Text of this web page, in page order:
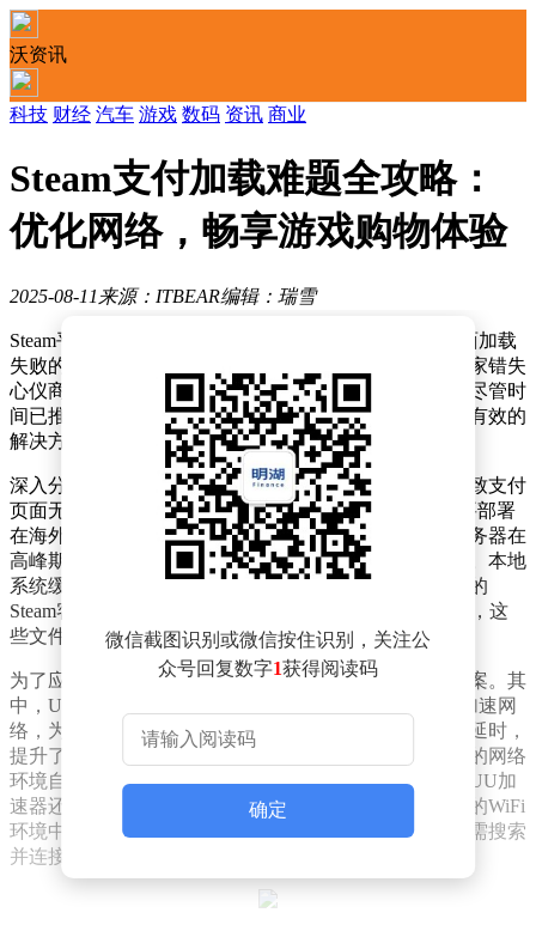
沃资讯
科技 财经 汽车 游戏 数码 资讯 商业
Steam支付加载难题全攻略：
优化网络，畅享游戏购物体验
2025-08-11 来源：ITBEAR编辑：瑞雪
Steam平台上的游戏内物品和DLC购买过程中，支付页面加载
失败的问题长期以来一直困扰着众多玩家。这不仅让玩家错失
心仪商品的限时优惠，还大大降低了他们的购物体验。尽管时
间已推进至2025年，这一问题仍旧普遍存在，亟需找到有效的
解决方案。
深入分析这一问题的根源，可以发现网络连接不畅是导致支付
页面无法正常跳转的主要因素。由于Steam的服务器主要部署
在海外，国内玩家在访问时经常会遇到网络延迟以及服务器在
高峰期承载过重的问题，从而影响了支付流程的稳定性。本地
系统缓存的累积也是一个不容忽视的问题。长时间运行的
Steam客户端或浏览器会积累大量的临时文件、coo
kie等，这
些文件有时会干扰页面的正常加载。
为了应对这一问题，网络加速工具成为了玩家的首选方案。其
中，UU加速器以其专业的支持备受推崇。它通过全球加速网
络，为玩家提供专线节点优化，显著减少了连接卡顿和延时，
提升了支付的稳定性。智能节点分配系统能够根据玩家的网络
环境自动匹配最佳路径，确保网络流畅无滞后。同时，UU加
速器还具备丢包控制技术，特别是在校园网或信号较弱的WiFi
环境中，有效降低因数据丢失导致的支付异常。玩家只需搜索
并连接“Steam商店”专用节点，即可一键优化支付体验。
微信截图识别或微信按住识别，关注公
众号回复数字1获得阅读码
确定